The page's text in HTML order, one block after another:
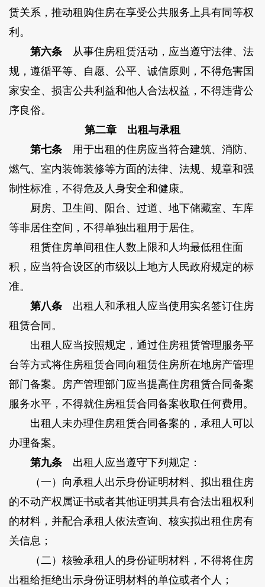
赁关系，推动租购住房在享受公共服务上具有同等权
利。
第六条从事住房租赁活动，应当遵守法律、法
规，遵循平等、自愿、公平、诚信原则，不得危害国
家安全、损害公共利益和他人合法权益，不得违背公
序良俗。
第二章 出租与承租
第七条用于出租的住房应当符合建筑、消防、
燃气、室内装饰装修等方面的法律、法规、规章和强
制性标准，不得危及人身安全和健康。
厨房、卫生间、阳台、过道、地下储藏室、车库
等非居住空间，不得单独出租用于居住。
租赁住房单间租住人数上限和人均最低租住面
积，应当符合设区的市级以上地方人民政府规定的标
准。
第八条出租人和承租人应当使用实名签订住房
租赁合同。
出租人应当按照规定，通过住房租赁管理服务平
台等方式将住房租赁合同向租赁住房所在地房产管理
部门备案。房产管理部门应当提高住房租赁合同备案
服务水平，不得就住房租赁合同备案收取任何费用。
出租人未办理住房租赁合同备案的，承租人可以
办理备案。
第九条出租人应当遵守下列规定：
（一）向承租人出示身份证明材料、拟出租住房
的不动产权属证书或者其他证明其具有合法出租权利
的材料，并配合承租人依法查询、核实拟出租住房有
关信息；
（二）核验承租人的身份证明材料，不得将住房
出租给拒绝出示身份证明材料的单位或者个人；